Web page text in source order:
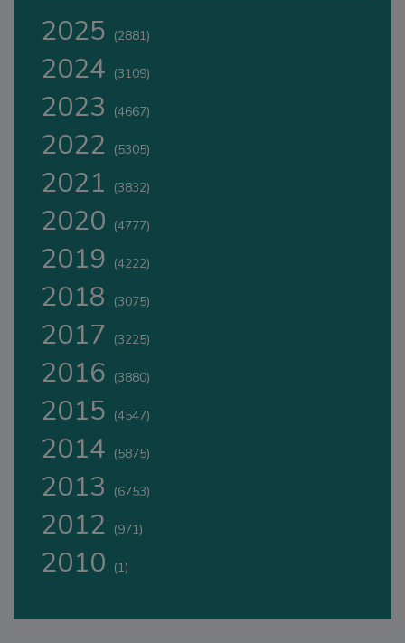
2025 (2881)
2024 (3109)
2023 (4667)
2022 (5305)
2021 (3832)
2020 (4777)
2019 (4222)
2018 (3075)
2017 (3225)
2016 (3880)
2015 (4547)
2014 (5875)
2013 (6753)
2012 (971)
2010 (1)